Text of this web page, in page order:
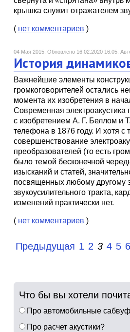
крышка служит отражателем
( нет комментариев )
04 Мая 2015. Обновлено 16.02.2020 16:05.
История
Важнейшие элементы
громкоговорителей остались
момента их изобретения в
Современная электроакустика
с изобретением А. Г. Беллом и
телефона в 1876 году. И хотя с
совершенствование
преобразователей (то есть
было темой бесконечной
изысканий и статей,
посвященных любому другому
звукоусилительного тракта,
изменений практически нет.
( нет комментариев )
Предыдущая 1 2 3 4 5 6
Что бы вы хотели
Про автомобильные
Про расчет акустики?